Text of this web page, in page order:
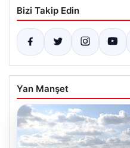
Bizi Takip Edin
Yan Manşet